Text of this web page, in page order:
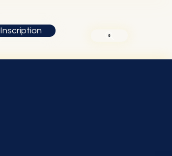
Inscription